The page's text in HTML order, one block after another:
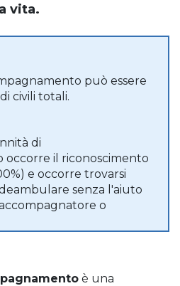
vita.
può essere
civili totali.
di
occorre il riconoscimento
e occorre trovarsi
senza l'aiuto
o
è una